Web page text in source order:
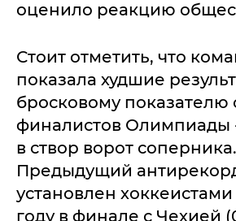
оценило реакцию
Стоит отметить, что
показала худшие
бросковому показателю
финалистов Олимпиады
в створ ворот соперника.
Предыдущий
установлен
году в финале с Чехией